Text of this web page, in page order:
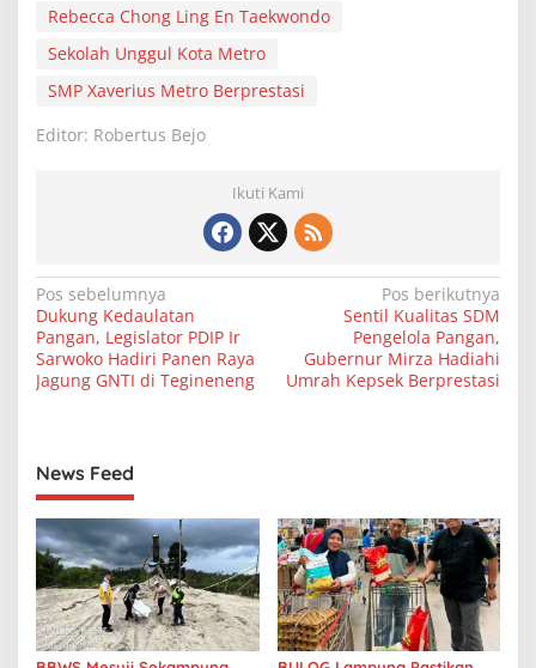
Rebecca Chong Ling En Taekwondo
Sekolah Unggul Kota Metro
SMP Xaverius Metro Berprestasi
Editor: Robertus Bejo
Ikuti Kami
N
a
v
i
a
s
i
p
o
s
Pos sebelumnya
Dukung Kedaulatan
Pangan, Legislator PDIP Ir
Sarwoko Hadiri Panen Raya
Jagung GNTI di Tegineneng
Pos berikutnya
Sentil Kualitas SDM
Pengelola Pangan,
Gubernur Mirza Hadiahi
Umrah Kepsek Berprestasi
News Feed